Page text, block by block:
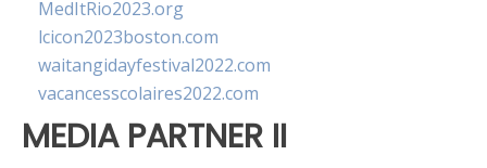
MedItRio2023.org
lcicon2023boston.com
waitangidayfestival2022.com
vacancesscolaires2022.com
MEDIA PARTNER II